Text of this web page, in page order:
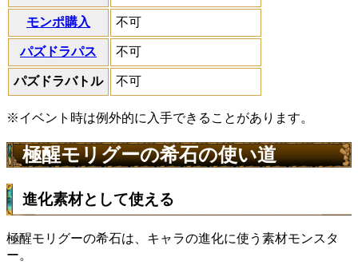
モンポ購入 不可
パズドラパス 不可
パズドラバトル 不可
※イベント時は例外的に入手できることがあります。
極醒モリグーの希石の使い道
進化素材として使える
極醒モリグーの希石は、キャラの進化に使う素材モンスタ
ー。